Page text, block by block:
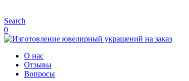
Search
0
О нас
Отзывы
Вопросы